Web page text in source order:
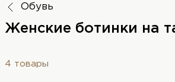
Обувь
Женские ботинки на
4 товары